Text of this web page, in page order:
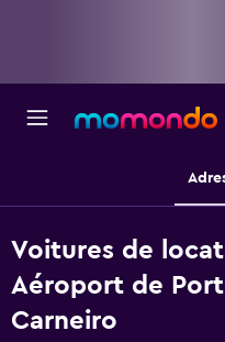
Voitures de
Aéroport de
Carneiro